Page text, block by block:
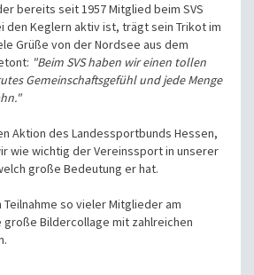
bereits seit 1957 Mitglied beim SVS
den Keglern aktiv ist, trägt sein Trikot im
Grüße von der Nordsee aus dem
"Beim SVS haben wir einen tollen
Gemeinschaftsgefühl und jede Menge
Aktion des Landessportbunds Hessen,
wie wichtig der Vereinssport in unserer
große Bedeutung er hat.
so vieler Mitglieder am
Bildercollage mit zahlreichen